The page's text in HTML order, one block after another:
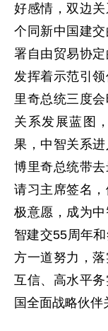
好感情，双边
个同新中国建
署自由贸易协
发挥着示范引
里奇总统三度
关系发展蓝图
果，中智关系
博里奇总统带
请习主席签名
极意愿，成为
智建交55周年
方一道努力，
互信、高水平
国全面战略伙伴